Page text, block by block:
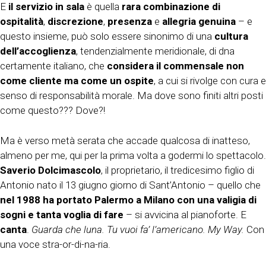
E il servizio in sala è quella rara combinazione di
ospitalità, discrezione, presenza e allegria genuina – e
questo insieme, può solo essere sinonimo di una cultura
dell’accoglienza, tendenzialmente meridionale, di dna
certamente italiano, che considera il commensale non
come cliente ma come un ospite, a cui si rivolge con cura e
senso di responsabilità morale. Ma dove sono finiti altri posti
come questo??? Dove?!
Ma è verso metà serata che accade qualcosa di inatteso,
almeno per me, qui per la prima volta a godermi lo spettacolo.
Saverio Dolcimascolo, il proprietario, il tredicesimo figlio di
Antonio nato il 13 giugno giorno di Sant’Antonio – quello che
nel 1988 ha portato Palermo a Milano con una valigia di
sogni e tanta voglia di fare – si avvicina al pianoforte. E
canta Guarda che luna. Tu vuoi fa’ l’americano. My Way. Con
una voce stra-or-di-na-ria.